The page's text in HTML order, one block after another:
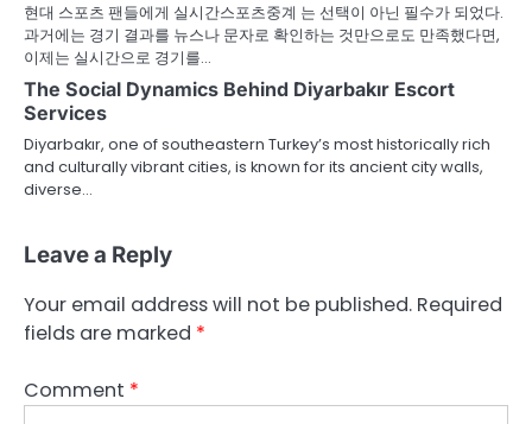
현대 스포츠 팬들에게 실시간스포츠중계 는 선택이 아닌 필수가 되었다.
과거에는 경기 결과를 뉴스나 문자로 확인하는 것만으로도 만족했다면,
이제는 실시간으로 경기를…
The Social Dynamics Behind Diyarbakır Escort
Services
Diyarbakır, one of southeastern Turkey’s most historically rich
and culturally vibrant cities, is known for its ancient city walls,
diverse…
Leave a Reply
Your email address will not be published. Required
fields are marked *
Comment *